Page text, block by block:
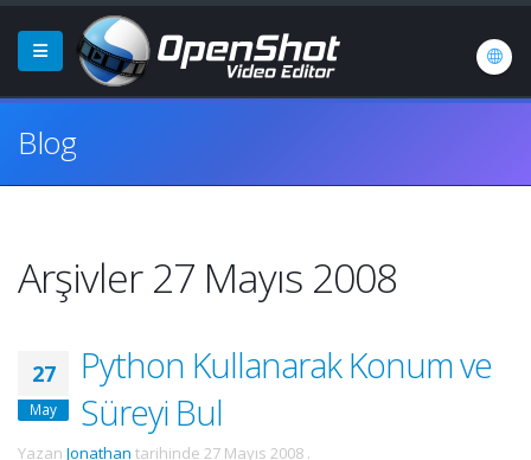
Blog
Arşivler 27 Mayıs 2008
27
May
Python Kullanarak Konum ve
Süreyi Bul
Yazan Jonathan tarihinde 27 Mayıs 2008 .